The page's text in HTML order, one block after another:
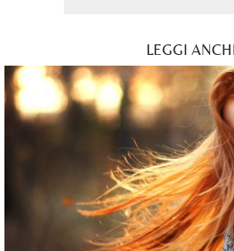
LEGGI